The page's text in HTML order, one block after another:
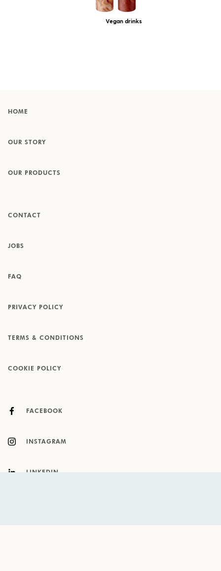
Vegan drinks
HOME
OUR STORY
OUR PRODUCTS
CONTACT
JOBS
FAQ
PRIVACY POLICY
TERMS & CONDITIONS
COOKIE POLICY
FACEBOOK
INSTAGRAM
LINKEDIN